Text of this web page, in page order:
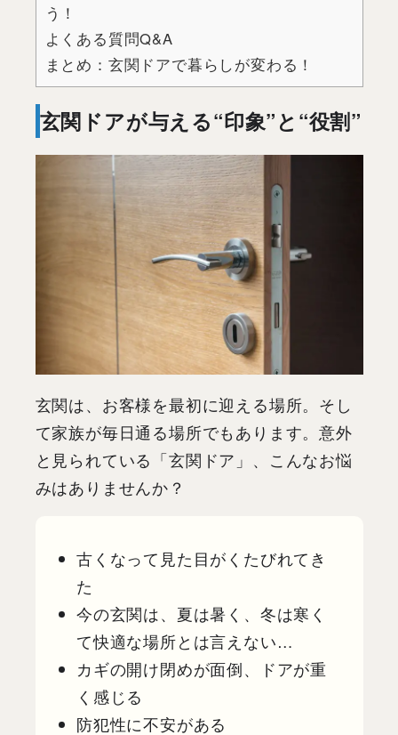
う！
よくある質問Q&A
まとめ：玄関ドアで暮らしが変わる！
玄関ドアが与える“印象”と“役割”
玄関は、お客様を最初に迎える場所。そし
て家族が毎日通る場所でもあります。意外
と見られている「玄関ドア」、こんなお悩
みはありませんか？
古くなって見た目がくたびれてき
た
今の玄関は、夏は暑く、冬は寒く
て快適な場所とは言えない…
カギの開け閉めが面倒、ドアが重
く感じる
防犯性に不安がある